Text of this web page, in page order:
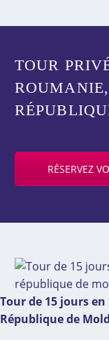
TOUR
RÉSERVEZ
Tour de 15 jours
République de